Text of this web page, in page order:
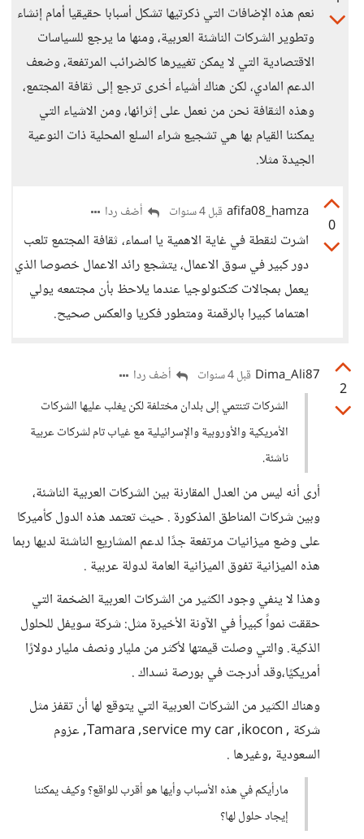
نعم هذه الإضافات التي ذكرتيها تشكل أسبابا حقيقيا أمام إنشاء
وتطوير الشركات الناشئة العربية، ومنها ما يرجع للسياسات
الاقتصادية التي لا يمكن تغييرها كالضرائب المرتفعة، وضعف
الدعم المادي، لكن هناك أشياء أخرى ترجع إلى ثقافة المجتمع،
وهذه الثقافة نحن من نعمل على إثرائها، ومن الاشياء التي
يمكننا القيام بها هي تشجيع شراء السلع المحلية ذات النوعية
الجيدة مثلا.
0
afifa08_hamza قبل 4 سنوات أضف ردا
اشرت لنقطة في غاية الاهمية يا اسماء، ثقافة المجتمع تلعب
دور كبير في سوق الاعمال، يتشجع رائد الاعمال خصوصا الذي
يعمل بمجالات كتكنولوجيا عندما يلاحظ بأن مجتمعه يولي
اهتماما كبيرا بالرقمنة ومتطور فكريا والعكس صحيح.
2
Dima_Ali87 قبل 4 سنوات
أضف ردا
الشركات تتنتمي إلى بلدان مختلفة لكن يغلب عليها الشركات
الأمريكية والأوروبية والإسرائيلية مع غياب تام لشركات عربية
ناشئة.
أرى أنه ليس من العدل المقارنة بين الشركات العربية الناشئة،
وبين شركات المناطق المذكورة . حيث تعتمد هذه الدول كأميركا
على وضع ميزانيات مرتفعة جدًا لدعم المشاريع الناشئة لديها ربما
هذه الميزانية تفوق الميزانية العامة لدولة عربية .
وهذا لا ينفي وجود الكثير من الشركات العربية الضخمة التي
حققت نمواً كبيرأ في الآونة الأخيرة مثل: شركة سويفل للحلول
الذكية. والتي وصلت قيمتها لأكثر من مليار ونصف مليار دولارًا
أمريكيًا،وقد أدرجت في بورصة نسداك .
وهناك الكثير من الشركات العربية التي يتوقع لها أن تقفز مثل
شركة , Tamara ,service my car ,ikocon, عزوم
السعودية ,وغيرها .
مارأيكم في هذه الأسباب وأيها هو أقرب للواقع؟ وكيف يمكننا
إيجاد حلول لها؟